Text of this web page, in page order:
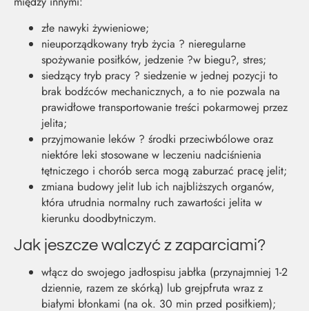
złe nawyki żywieniowe;
nieuporządkowany tryb życia ? nieregularne
spożywanie posiłków, jedzenie ?w biegu?, stres;
siedzący tryb pracy ? siedzenie w jednej pozycji to
brak bodźców mechanicznych, a to nie pozwala na
prawidłowe transportowanie treści pokarmowej przez
jelita;
przyjmowanie leków ? środki przeciwbólowe oraz
niektóre leki stosowane w leczeniu nadciśnienia
tętniczego i chorób serca mogą zaburzać pracę jelit;
zmiana budowy jelit lub ich najbliższych organów,
która utrudnia normalny ruch zawartości jelita w
kierunku doodbytniczym.
Jak jeszcze walczyć z zaparciami?
włącz do swojego jadłospisu jabłka (przynajmniej 1-2
dziennie, razem ze skórką) lub grejpfruta wraz z
białymi błonkami (na ok. 30 min przed posiłkiem);